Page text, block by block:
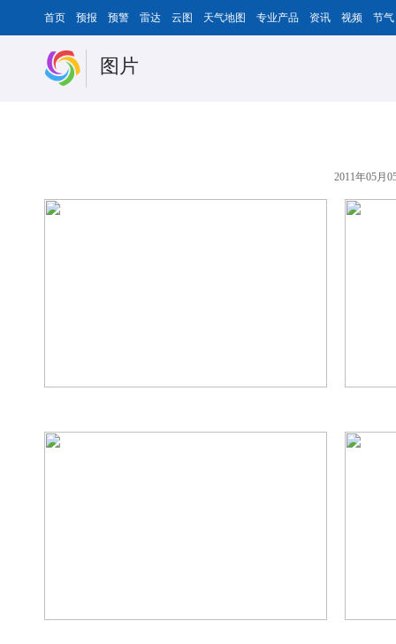
首页 预报 预警 雷达 云图 天气地图 专业产品 资讯 视频 节气
图片
2011年05月